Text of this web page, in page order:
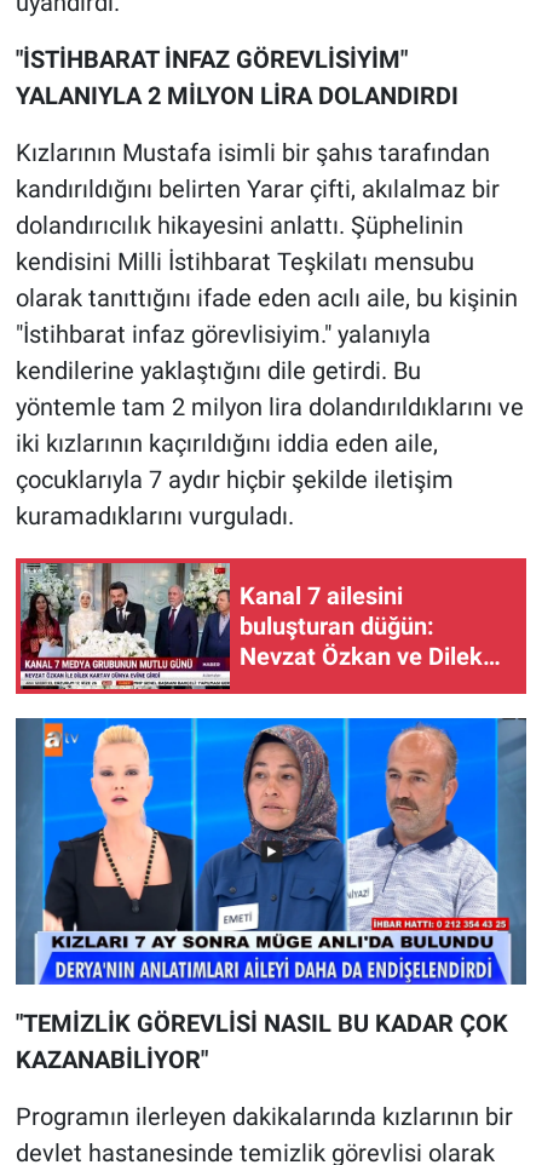
"İSTİHBARAT İNFAZ GÖREVLİSİYİM"
YALANIYLA 2 MİLYON LİRA DOLANDIRDI
Kızlarının Mustafa isimli bir şahıs tarafından
kandırıldığını belirten Yarar çifti, akılalmaz bir
dolandırıcılık hikayesini anlattı. Şüphelinin
kendisini Milli İstihbarat Teşkilatı mensubu
olarak tanıttığını ifade eden acılı aile, bu kişinin
"İstihbarat infaz görevlisiyim." yalanıyla
kendilerine yaklaştığını dile getirdi. Bu
yöntemle tam 2 milyon lira dolandırıldıklarını ve
iki kızlarının kaçırıldığını iddia eden aile,
çocuklarıyla 7 aydır hiçbir şekilde iletişim
kuramadıklarını vurguladı.
Kanal 7 ailesini
buluşturan düğün:
Nevzat Özkan ve Dilek
"TEMİZLİK GÖREVLİSİ NASIL BU KADAR ÇOK
KAZANABİLİYOR"
Programın ilerleyen dakikalarında kızlarının bir
devlet hastanesinde temizlik görevlisi olarak